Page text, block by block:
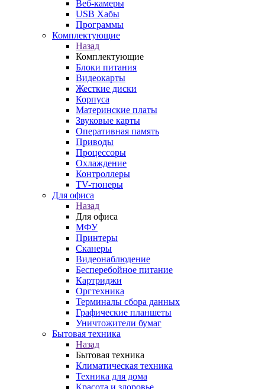
Веб-камеры
USB Хабы
Программы
Комплектующие
Назад
Комплектующие
Блоки питания
Видеокарты
Жесткие диски
Корпуса
Материнские платы
Звуковые карты
Оперативная память
Приводы
Процессоры
Охлаждение
Контроллеры
TV-тюнеры
Для офиса
Назад
Для офиса
МФУ
Принтеры
Сканеры
Видеонаблюдение
Бесперебойное питание
Картриджи
Оргтехника
Терминалы сбора данных
Графические планшеты
Уничтожители бумаг
Бытовая техника
Назад
Бытовая техника
Климатическая техника
Техника для дома
Красота и здоровье